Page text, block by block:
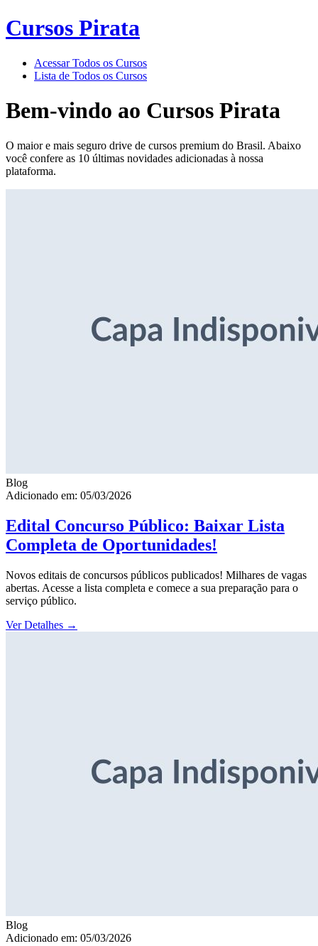
Cursos Pirata
Acessar Todos os Cursos
Lista de Todos os Cursos
Bem-vindo ao Cursos Pirata
O maior e mais seguro drive de cursos premium do Brasil. Abaixo
você confere as 10 últimas novidades adicionadas à nossa
plataforma.
Blog
Adicionado em: 05/03/2026
Edital Concurso Público: Baixar Lista
Completa de Oportunidades!
Novos editais de concursos públicos publicados! Milhares de vagas
abertas. Acesse a lista completa e comece a sua preparação para o
serviço público.
Ver Detalhes →
Blog
Adicionado em: 05/03/2026